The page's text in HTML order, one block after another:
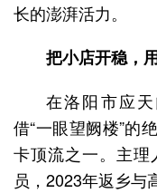
长的澎湃活力。
把小店开稳，
在洛阳市应
借“一眼望阙楼”的
卡顶流之一。主理
员，2023年返乡与